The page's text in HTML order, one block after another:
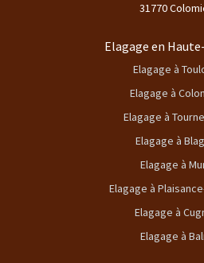
31770
Elagage en
Elagage à
Elagage à
Elagage à
Elagage à
Elagage à
Elagage à
Elagage à
Elagage à